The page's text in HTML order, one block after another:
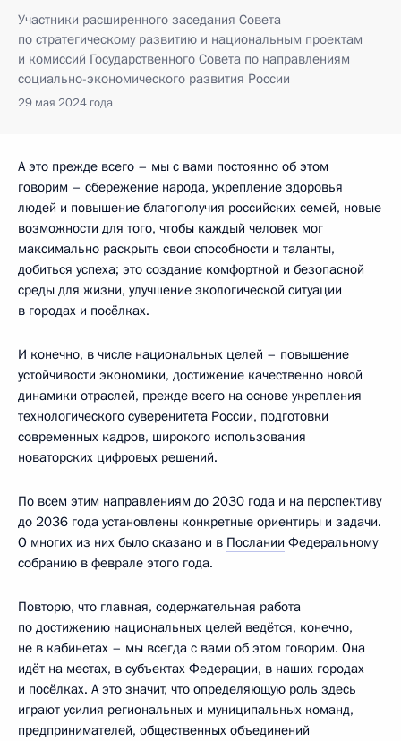
Участники расширенного заседания Совета
по стратегическому развитию и национальным проектам
и комиссий Государственного Совета по направлениям
социально-экономического развития России
29 мая 2024 года
А это прежде всего – мы с вами постоянно об этом
говорим – сбережение народа, укрепление здоровья
людей и повышение благополучия российских семей, новые
возможности для того, чтобы каждый человек мог
максимально раскрыть свои способности и таланты,
добиться успеха; это создание комфортной и безопасной
среды для жизни, улучшение экологической ситуации
в городах и посёлках.
И конечно, в числе национальных целей – повышение
устойчивости экономики, достижение качественно новой
динамики отраслей, прежде всего на основе укрепления
технологического суверенитета России, подготовки
современных кадров, широкого использования
новаторских цифровых решений.
По всем этим направлениям до 2030 года и на перспективу
до 2036 года установлены конкретные ориентиры и задачи.
О многих из них было сказано и в Послании Федеральному
собранию в феврале этого года.
Повторю, что главная, содержательная работа
по достижению национальных целей ведётся, конечно,
не в кабинетах – мы всегда с вами об этом говорим. Она
идёт на местах, в субъектах Федерации, в наших городах
и посёлках. А это значит, что определяющую роль здесь
играют усилия региональных и муниципальных команд,
предпринимателей, общественных объединений